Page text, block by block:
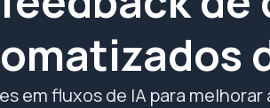
em fluxos de IA para